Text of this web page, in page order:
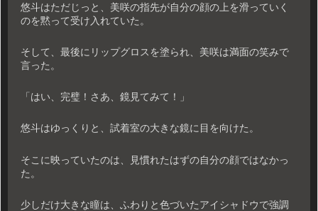
悠斗はただじっと、美咲の指先が自分の顔の上を滑っていく
のを黙って受け入れていた。
そして、最後にリップグロスを塗られ、美咲は満面の笑みで
言った。
「はい、完璧！さあ、鏡見てみて！」
悠斗はゆっくりと、試着室の大きな鏡に目を向けた。
そこに映っていたのは、見慣れたはずの自分の顔ではなかっ
た。
少しだけ大きな瞳は、ふわりと色づいたアイシャドウで強調